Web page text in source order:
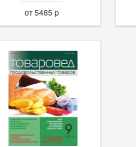
от 5485 p